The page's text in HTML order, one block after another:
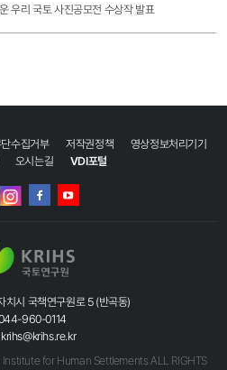
우리 국토 사진공모전 수상작 발표
수집거부 저작권정책
영상정보처리기기
오시는길 VDI포털
이버
인스타그램
치시 국책연구원로 5 (반곡동)
960-0114
krihs@krihs.re.kr
for Human Settlements ALL RIGHTS